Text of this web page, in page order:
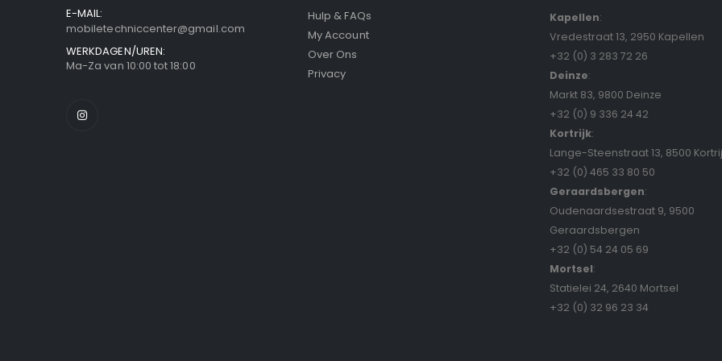
E-MAIL:
mobiletechniccenter@gmail.com
WERKDAGEN/UREN:
Ma-Za van 10:00 tot 18:00
Hulp & FAQs
My Account
Over Ons
Privacy
Kapellen:
Vredestraat 13, 2950 Kapellen
+32 (0) 3 283 72 26
Deinze:
Markt 83, 9800 Deinze
+32 (0) 9 336 24 42
Kortrijk:
Lange-Steenstraat 13, 8500
+32 (0) 465 33 80 50
Geraardsbergen:
Oudenaardsestraat 9, 9500
Geraardsbergen
+32 (0) 54 24 05 69
Mortsel:
Statielei 24, 2640 Mortsel
+32 (0) 32 96 23 34